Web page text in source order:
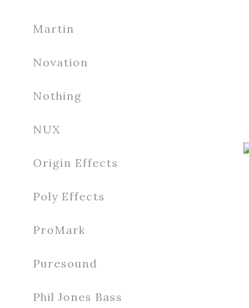
Martin
Novation
Nothing
NUX
Origin Effects
Poly Effects
ProMark
Puresound
Phil Jones Bass